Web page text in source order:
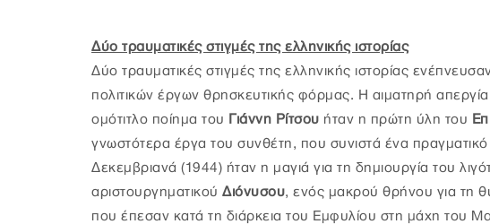
Δύο τραυματικές στιγμές της ελληνικής ιστορίας
Δύο τραυματικές στιγμές της ελληνικής ιστορίας
πολιτικών έργων θρησκευτικής φόρμας. Η αιματηρή
ομότιτλο ποίημα του Γιάννη Ρίτσου ήταν η πρώτη ύλη του
γνωστότερα έργα του συνθέτη, που συνιστά ένα πραγματικό
Δεκεμβριανά (1944) ήταν η μαγιά για τη δημιουργία του
αριστουργηματικού Διόνυσου, ενός μακρού θρήνου για τη
που έπεσαν κατά τη διάρκεια του Εμφυλίου στη μάχη του